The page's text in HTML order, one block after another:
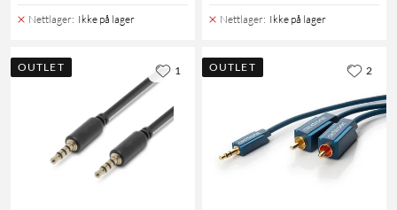
Nettlager: Ikke på lager Nettlager: Ikke på lager
OUTLET 1 OUTLET 2